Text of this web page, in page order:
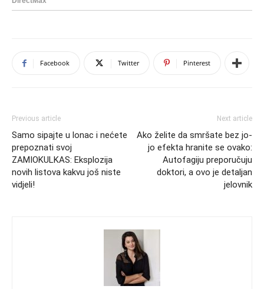
Facebook Twitter Pinterest
Previous article
Samo sipajte u lonac i nećete
prepoznati svoj
ZAMIOKULKAS: Eksplozija
novih listova kakvu još niste
vidjeli!
Next article
Ako želite da smršate bez jo-
jo efekta hranite se ovako:
Autofagiju preporučuju
doktori, a ovo je detaljan
jelovnik